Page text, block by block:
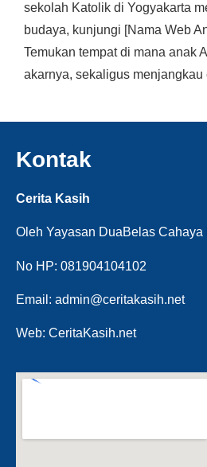
sekolah Katolik di Yogyakarta
budaya, kunjungi [Nama Web
Temukan tempat di mana anak
akarnya, sekaligus menjangkau
Kontak
Cerita Kasih
Oleh Yayasan DuaBelas Cahaya
No HP: 081904104102
Email: admin@ceritakasih.net
Web: CeritaKasih.net